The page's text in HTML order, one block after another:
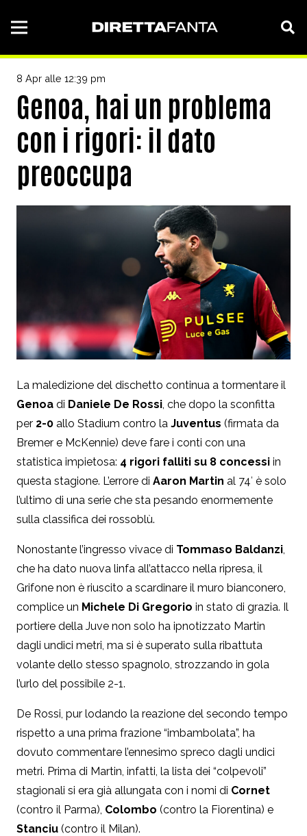
8 Apr alle 12:39 pm
Genoa, hai un problema
con i rigori: il dato
preoccupa
La maledizione del dischetto continua a tormentare il
Genoa di Daniele De Rossi, che dopo la sconfitta
per 2-0 allo Stadium contro la Juventus (firmata da
Bremer e McKennie) deve fare i conti con una
statistica impietosa: 4 rigori falliti su 8 concessi in
questa stagione. L’errore di Aaron Martin al 74′ è solo
l’ultimo di una serie che sta pesando enormemente
sulla classifica dei rossoblù.
Nonostante l’ingresso vivace di Tommaso Baldanzi,
che ha dato nuova linfa all’attacco nella ripresa, il
Grifone non è riuscito a scardinare il muro bianconero,
complice un Michele Di Gregorio in stato di grazia. Il
portiere della Juve non solo ha ipnotizzato Martin
dagli undici metri, ma si è superato sulla ribattuta
volante dello stesso spagnolo, strozzando in gola
l’urlo del possibile 2-1.
De Rossi, pur lodando la reazione del secondo tempo
rispetto a una prima frazione “imbambolata”, ha
dovuto commentare l’ennesimo spreco dagli undici
metri. Prima di Martin, infatti, la lista dei “colpevoli”
stagionali si era già allungata con i nomi di Cornet
(contro il Parma), Colombo (contro la Fiorentina) e
Stanciu (contro il Milan).